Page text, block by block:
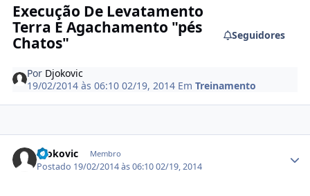
Execução De Levatamento
Terra E Agachamento "pés
Chatos"
Seguidores
Por Djokovic
19/02/2014 às 06:1002/19, 2014 EmTreinamento
Djokovic Membro
Postado 19/02/2014 às 06:1002/19, 2014